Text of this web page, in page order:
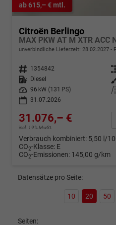
ab 615,– € mtl.
Citroën Berlingo
MAX PKW AT M XTR ACC
unverbindliche Lieferzeit: 28.02.2027
Fahrzeugnr. 1354842
Kraftstoff
Diesel
Leistung
96 kW (131 PS)
31.07.2026
31.076,– €
incl. 19% MwSt.
Verbrauch kombiniert: 5,50 l/
CO2-Klasse: E
CO2-Emissionen: 145,00 g/km
Datensätze pro Seite:
10 20 50
Seiten: